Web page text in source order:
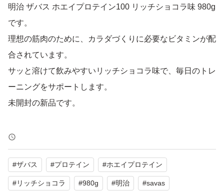
明治 ザバス ホエイプロテイン100 リッチショコラ味 980g
です。
理想の筋肉のために、カラダづくりに必要なビタミンが配
合されています。
サッと溶けて飲みやすいリッチショコラ味で、毎日のトレ
ーニングをサポートします。
未開封の新品です。
消費期限 2028.01
お値下げ不可です。
#ザバス #プロテイン #ホエイプロテイン
#リッチショコラ #980g #明治 #savas